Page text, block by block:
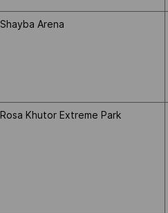
Shayba Arena
Rosa Khutor Extreme Park